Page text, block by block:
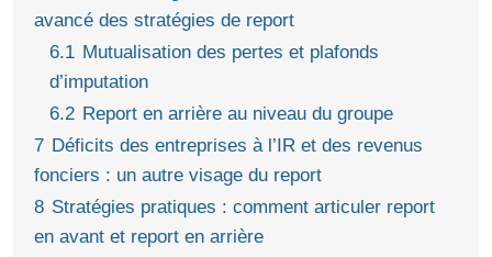
avancé des stratégies de report
6.1 Mutualisation des pertes et plafonds
d’imputation
6.2 Report en arrière au niveau du groupe
7 Déficits des entreprises à l’IR et des revenus
fonciers : un autre visage du report
8 Stratégies pratiques : comment articuler report
en avant et report en arrière